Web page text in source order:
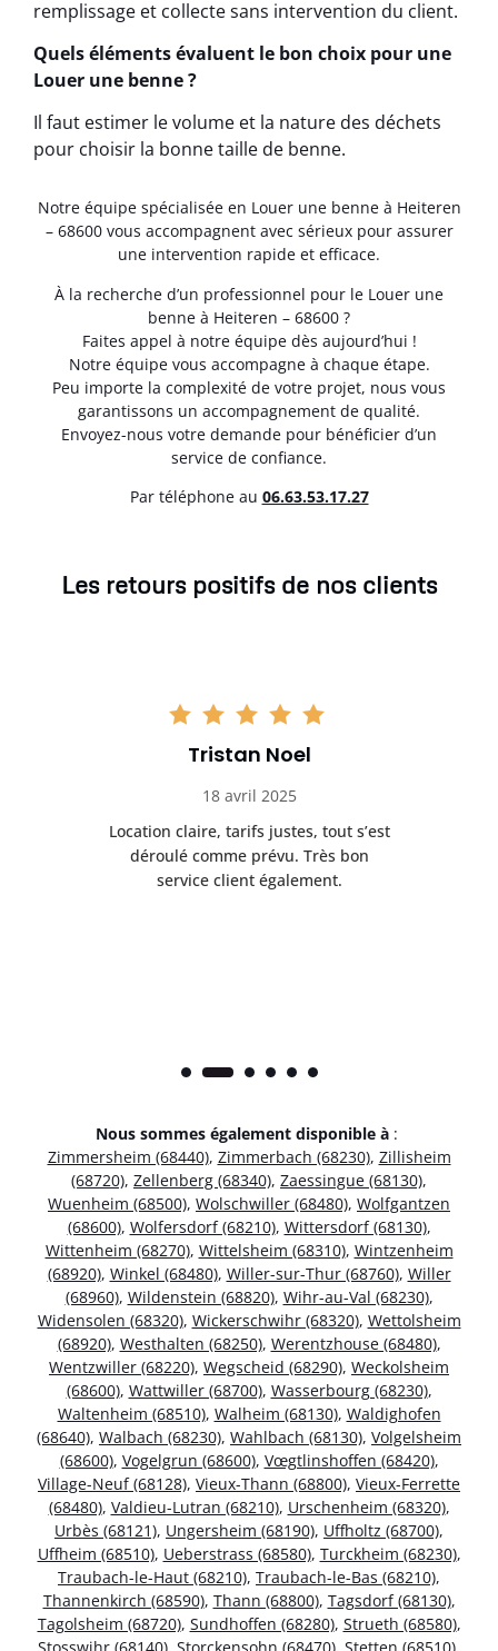
remplissage et collecte sans intervention du client.
Quels éléments évaluent le bon choix pour une
Louer une benne ?
Il faut estimer le volume et la nature des déchets
pour choisir la bonne taille de benne.
Notre équipe spécialisée en Louer une benne à Heiteren
– 68600 vous accompagnent avec sérieux pour assurer
une intervention rapide et efficace.
À la recherche d’un professionnel pour le Louer une
benne à Heiteren – 68600 ?
Faites appel à notre équipe dès aujourd’hui !
Notre équipe vous accompagne à chaque étape.
Peu importe la complexité de votre projet, nous vous
garantissons un accompagnement de qualité.
Envoyez-nous votre demande pour bénéficier d’un
service de confiance.
Par téléphone au 06.63.53.17.27
Les retours positifs de nos clients
Tristan Noel
18 avril 2025
Location claire, tarifs justes, tout s’est
déroulé comme prévu. Très bon
service client également.
Nous sommes également disponible à :
Zimmersheim (68440), Zimmerbach (68230), Zillisheim
(68720), Zellenberg (68340), Zaessingue (68130),
Wuenheim (68500), Wolschwiller (68480), Wolfgantzen
(68600), Wolfersdorf (68210), Wittersdorf (68130),
Wittenheim (68270), Wittelsheim (68310), Wintzenheim
(68920), Winkel (68480), Willer-sur-Thur (68760), Willer
(68960), Wildenstein (68820), Wihr-au-Val (68230),
Widensolen (68320), Wickerschwihr (68320), Wettolsheim
(68920), Westhalten (68250), Werentzhouse (68480),
Wentzwiller (68220), Wegscheid (68290), Weckolsheim
(68600), Wattwiller (68700), Wasserbourg (68230),
Waltenheim (68510), Walheim (68130), Waldighofen
(68640), Walbach (68230), Wahlbach (68130), Volgelsheim
(68600), Vogelgrun (68600), Vœgtlinshoffen (68420),
Village-Neuf (68128), Vieux-Thann (68800), Vieux-Ferrette
(68480), Valdieu-Lutran (68210), Urschenheim (68320),
Urbès (68121), Ungersheim (68190), Uffholtz (68700),
Uffheim (68510), Ueberstrass (68580), Turckheim (68230),
Traubach-le-Haut (68210), Traubach-le-Bas (68210),
Thannenkirch (68590), Thann (68800), Tagsdorf (68130),
Tagolsheim (68720), Sundhoffen (68280), Strueth (68580),